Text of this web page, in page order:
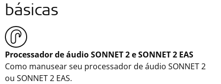
básicas
Processador de áudio SONNET 2 e SONNET 2 EAS
Como manusear seu processador de áudio SONNET 2
ou SONNET 2 EAS.